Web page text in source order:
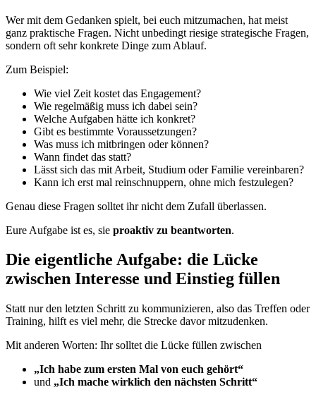
Wer mit dem Gedanken spielt, bei euch mitzumachen, hat meist
ganz praktische Fragen. Nicht unbedingt riesige strategische Fragen,
sondern oft sehr konkrete Dinge zum Ablauf.
Zum Beispiel:
Wie viel Zeit kostet das Engagement?
Wie regelmäßig muss ich dabei sein?
Welche Aufgaben hätte ich konkret?
Gibt es bestimmte Voraussetzungen?
Was muss ich mitbringen oder können?
Wann findet das statt?
Lässt sich das mit Arbeit, Studium oder Familie vereinbaren?
Kann ich erst mal reinschnuppern, ohne mich festzulegen?
Genau diese Fragen solltet ihr nicht dem Zufall überlassen.
Eure Aufgabe ist es, sie proaktiv zu beantworten.
Die eigentliche Aufgabe: die Lücke
zwischen Interesse und Einstieg füllen
Statt nur den letzten Schritt zu kommunizieren, also das Treffen oder
Training, hilft es viel mehr, die Strecke davor mitzudenken.
Mit anderen Worten: Ihr solltet die Lücke füllen zwischen
„Ich habe zum ersten Mal von euch gehört“
und „Ich mache wirklich den nächsten Schritt“